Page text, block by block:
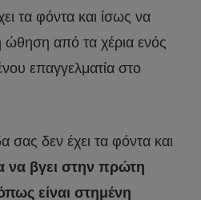
τα φόντα και ίσως να
ώθηση από τα χέρια ενός
επαγγελματία στο
σας δεν έχει τα φόντα και
να βγει στην πρώτη
είναι στημένη